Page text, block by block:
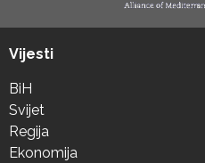
Vijesti
BiH
Svijet
Regija
Ekonomija